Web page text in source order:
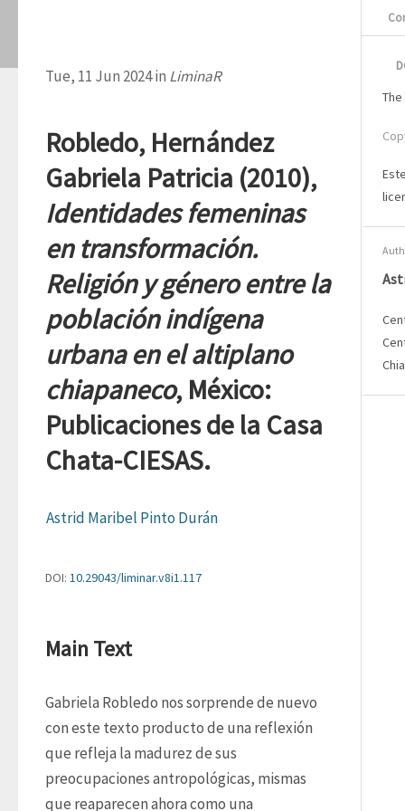
Tue, 11 Jun 2024 in LiminaR
Robledo, Hernández
Gabriela Patricia (2010),
Identidades femeninas
en transformación.
Religión y género entre la
población indígena
urbana en el altiplano
chiapaneco, México:
Publicaciones de la Casa
Chata-CIESAS.
Astrid Maribel Pinto Durán
DOI: 10.29043/liminar.v8i1.117
Main Text
Gabriela Robledo nos sorprende de nuevo
con este texto producto de una reflexión
que refleja la madurez de sus
preocupaciones antropológicas, mismas
que reaparecen ahora como una